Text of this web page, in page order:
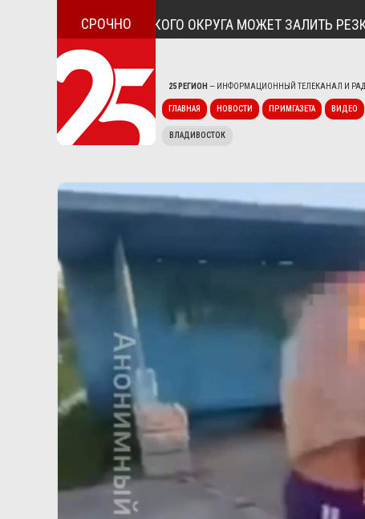
25 РЕГИОН — ИНФОРМАЦИОННЫЙ ТЕЛЕКАНАЛ И
ГЛАВНАЯ НОВОСТИ ПРИМГАЗЕТА ВИДЕО
ВЛАДИВОСТОК
СРОЧНО
КРАСНОАРМЕЙСКОГО ОКРУГА МОЖЕТ ЗАЛИТЬ РЕЗКО И